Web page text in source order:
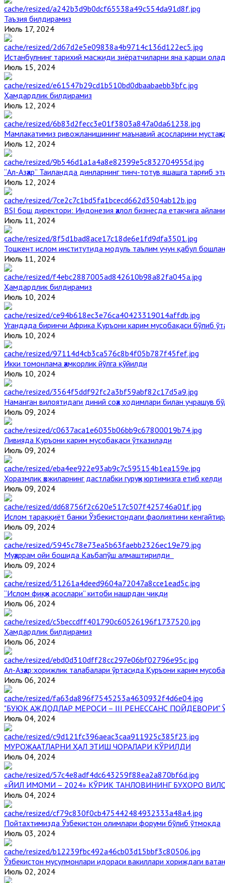
Таъзия билдирамиз
Июль 17, 2024
Истанбулнинг тарихий масжиди зиёратчиларни яна қарши
Июль 15, 2024
Ҳамдардлик билдирамиз
Июль 12, 2024
Мамлакатимиз ривожланишининг маънавий асосларини
Июль 12, 2024
“Ал-Азҳар” Таиландда динларнинг тинч-тотув яшашга тарғиб
Июль 12, 2024
BSI бош директори: Индонезия ҳалол бизнесда етакчига
Июль 11, 2024
Тошкент ислом институтида модуль таълим учун қабул
Июль 11, 2024
Ҳамдардлик билдирамиз
Июль 10, 2024
Угандада биринчи Aфрика Қуръони карим мусобақаси бўлиб
Июль 10, 2024
Икки томонлама ҳамкорлик йўлга қўйилди
Июль 10, 2024
Наманган вилоятидаги диний соҳа ходимлари билан учрашув
Июль 09, 2024
Ливияда Қуръони карим мусобақаси ўтказилади
Июль 09, 2024
Хоразмлик ҳожиларнинг дастлабки гуруҳи юртимизга етиб келди
Июль 09, 2024
Ислом тараққиёт банки Ўзбекистондаги фаолиятини
Июль 09, 2024
Муҳаррам ойи бошида Каъбапўш алмаштирилди
Июль 09, 2024
“Ислом фиқҳи асослари” китоби нашрдан чиқди
Июль 06, 2024
Ҳамдардлик билдирамиз
Июль 06, 2024
Aл-Aзҳар:хорижлик талабалари ўртасида Қуръони карим
Июль 06, 2024
"БУЮК АЖДОДЛАР МЕРОСИ – III РЕНЕССАНС
Июль 04, 2024
МУРОЖААТЛАРНИ ҲАЛ ЭТИШ ЧОРАЛАРИ КЎРИЛДИ
Июль 04, 2024
«ЙИЛ ИМОМИ – 2024» КЎРИК ТАНЛОВИНИНГ БУХОРО
Июль 04, 2024
Пойтахтимизда Ўзбекистон олимлари форуми бўлиб ўтмоқда
Июль 03, 2024
Ўзбекистон мусулмонлари идораси вакиллари хориждаги
Июль 02, 2024